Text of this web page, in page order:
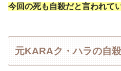
今回の死も自殺だと言われて
元KARAク・ハラの自